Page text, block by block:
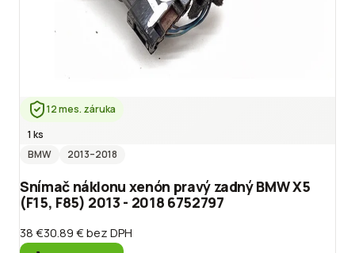
12 mes. záruka
1 ks
BMW
2013–2018
Snímač náklonu xenón pravý zadný BMW X5
(F15, F85) 2013 - 2018 6752797
38 €30.89 €bez DPH